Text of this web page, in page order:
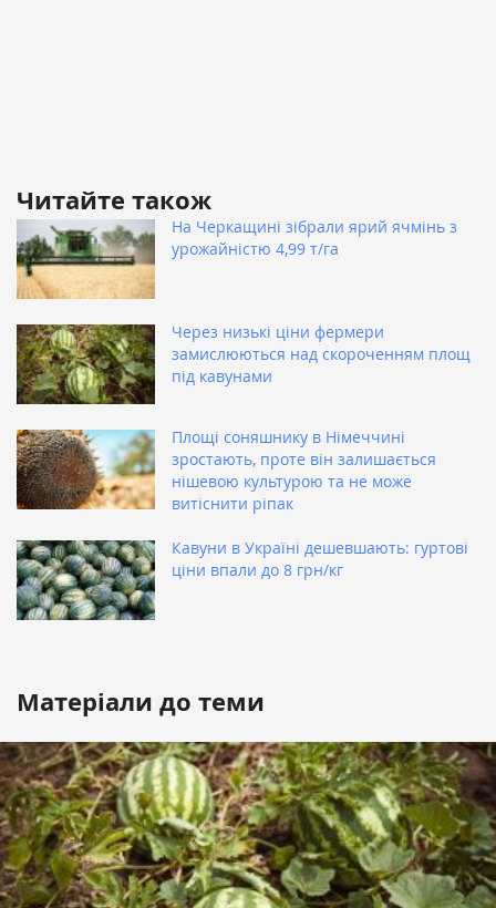
Читайте також
На Черкащині зібрали ярий ячмінь з
урожайністю 4,99 т/га
Через низькі ціни фермери
замислюються над скороченням площ
під кавунами
Площі соняшнику в Німеччині
зростають, проте він залишається
нішевою культурою та не може
витіснити ріпак
Кавуни в Україні дешевшають: гуртові
ціни впали до 8 грн/кг
Матеріали до теми